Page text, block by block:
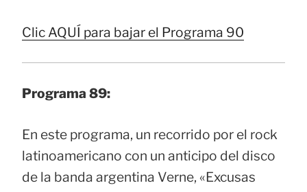
Clic AQUÍ para bajar el Programa 90
Programa 89:
En este programa, un recorrido por el rock
latinoamericano con un anticipo del disco
de la banda argentina Verne, «Excusas